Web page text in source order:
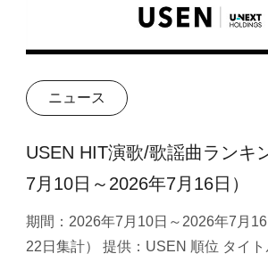
ニュース
USEN HIT演歌/歌謡曲ランキ
7月10日～2026年7月16日）
期間：2026年7月10日～2026年7月
22日集計） 提供：USEN 順位 タイト